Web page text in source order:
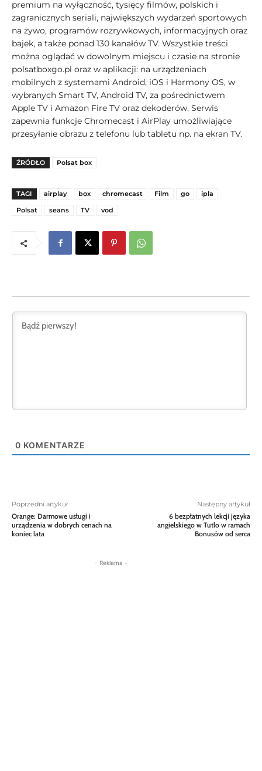
premium na wyłączność, tysięcy filmów, polskich i
zagranicznych seriali, największych wydarzeń sportowych
na żywo, programów rozrywkowych, informacyjnych oraz
bajek, a także ponad 130 kanałów TV. Wszystkie treści
można oglądać w dowolnym miejscu i czasie na stronie
polsatboxgo.pl oraz w aplikacji: na urządzeniach
mobilnych z systemami Android, iOS i Harmony OS, w
wybranych Smart TV, Android TV, za pośrednictwem
Apple TV i Amazon Fire TV oraz dekoderów. Serwis
zapewnia funkcje Chromecast i AirPlay umożliwiające
przesyłanie obrazu z telefonu lub tabletu np. na ekran TV.
ŹRÓDŁO Polsat box
TAGI airplay box chromecast Film go
ipla
Polsat
seans TV vod
0 KOMENTARZE
Poprzedni artykuł
Orange: Darmowe usługi i
urządzenia w dobrych cenach na
koniec lata
Następny artykuł
6 bezpłatnych lekcji języka
angielskiego w Tutlo w ramach
Bonusów od serca
- Reklama -